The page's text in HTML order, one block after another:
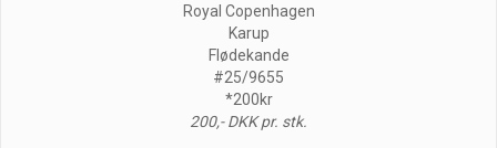
Royal Copenhagen
Karup
Flødekande
#25/9655
*200kr
200,- DKK pr. stk.